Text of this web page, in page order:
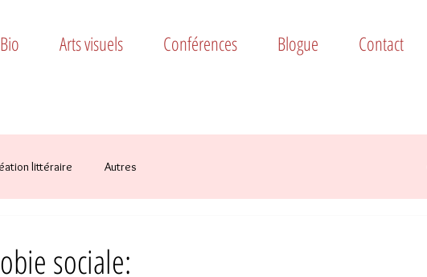
Bio Arts visuels Conférences Blogue Contact
littéraire Autres
sociale: